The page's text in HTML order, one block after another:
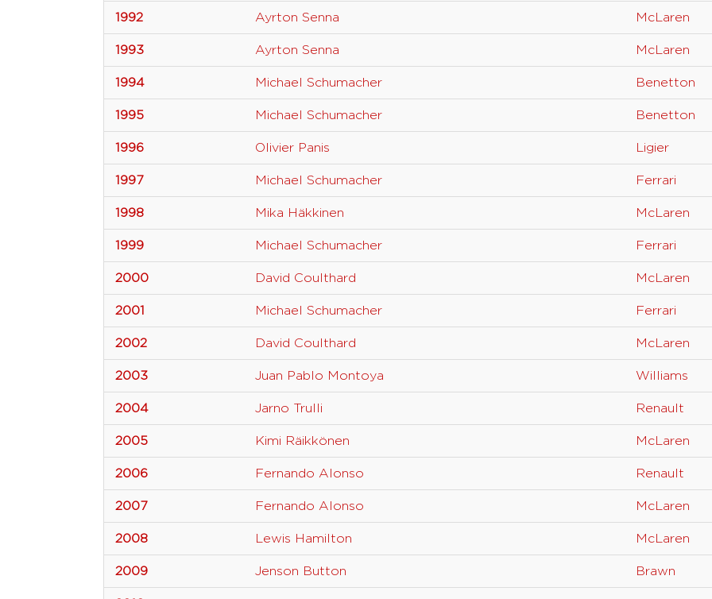
1992 Ayrton Senna McLaren
1993 Ayrton Senna McLaren
1994 Michael Schumacher Benetton
1995 Michael Schumacher Benetton
1996 Olivier Panis Ligier
1997 Michael Schumacher Ferrari
1998 Mika Häkkinen McLaren
1999 Michael Schumacher Ferrari
2000 David Coulthard McLaren
2001 Michael Schumacher Ferrari
2002 David Coulthard McLaren
2003 Juan Pablo Montoya Williams
2004 Jarno Trulli Renault
2005 Kimi Räikkönen McLaren
2006 Fernando Alonso Renault
2007 Fernando Alonso McLaren
2008 Lewis Hamilton McLaren
2009 Jenson Button Brawn